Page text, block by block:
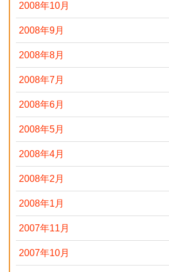
2008年10月
2008年9月
2008年8月
2008年7月
2008年6月
2008年5月
2008年4月
2008年2月
2008年1月
2007年11月
2007年10月